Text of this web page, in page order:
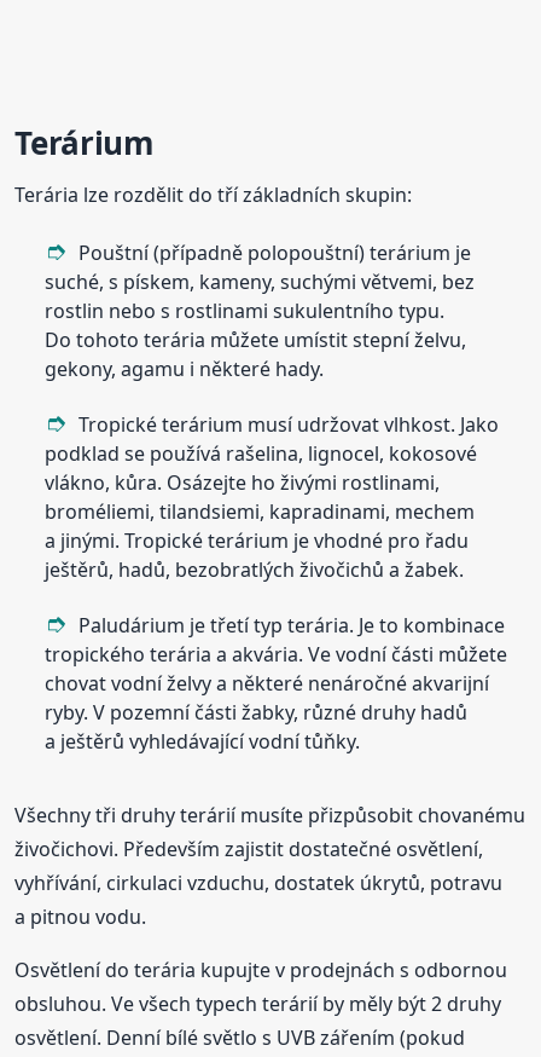
Terárium
Terária lze rozdělit do tří základních skupin:
Pouštní (případně polopouštní) terárium je
suché, s pískem, kameny, suchými větvemi, bez
rostlin nebo s rostlinami sukulentního typu.
Do tohoto terária můžete umístit stepní želvu,
gekony, agamu i některé hady.
Tropické terárium musí udržovat vlhkost. Jako
podklad se používá rašelina, lignocel, kokosové
vlákno, kůra. Osázejte ho živými rostlinami,
broméliemi, tilandsiemi, kapradinami, mechem
a jinými. Tropické terárium je vhodné pro řadu
ještěrů, hadů, bezobratlých živočichů a žabek.
Paludárium je třetí typ terária. Je to kombinace
tropického terária a akvária. Ve vodní části můžete
chovat vodní želvy a některé nenáročné akvarijní
ryby. V pozemní části žabky, různé druhy hadů
a ještěrů vyhledávající vodní tůňky.
Všechny tři druhy terárií musíte přizpůsobit chovanému
živočichovi. Především zajistit dostatečné osvětlení,
vyhřívání, cirkulaci vzduchu, dostatek úkrytů, potravu
a pitnou vodu.
Osvětlení do terária kupujte v prodejnách s odbornou
obsluhou. Ve všech typech terárií by měly být 2 druhy
osvětlení. Denní bílé světlo s UVB zářením (pokud